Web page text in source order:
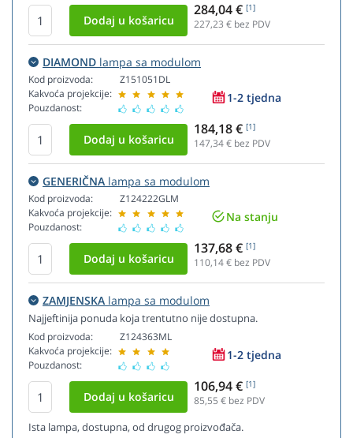
284,04 € [1]
227,23 € bez PDV
DIAMOND lampa sa modulom
Kod proizvoda:
Kakvoća projekcije:
Pouzdanost:
Z151051DL
1-2 tjedna
184,18 € [1]
147,34€ bez PDV
GENERIČNA lampa sa modulom
Kod proizvoda:
Kakvoća projekcije:
Pouzdanost:
Z124222GLM
Na stanju
137,68 € [1]
110,14€ bez PDV
ZAMJENSKA lampa sa modulom
Najjeftinija ponuda koja trentutno nije dostupna.
Kod proizvoda:
Kakvoća projekcije:
Pouzdanost:
Z124363ML
1-2 tjedna
106,94 € [1]
85,55 € bez PDV
Ista lampa, dostupna, od drugog proizvođača.